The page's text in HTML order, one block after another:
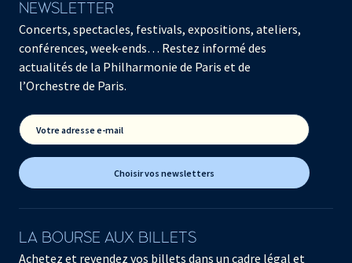
NEWSLETTER
Concerts, spectacles, festivals, expositions, ateliers,
conférences, week-ends… Restez informé des
actualités de la Philharmonie de Paris et de
l’Orchestre de Paris.
Votre adresse e-mail
Choisir vos newsletters
LA BOURSE AUX BILLETS
Achetez et revendez vos billets dans un cadre légal et